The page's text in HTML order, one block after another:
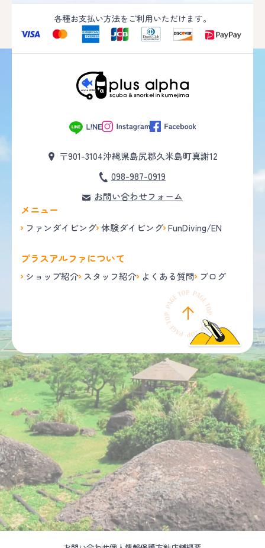
各種お支払い方法をご利用いただけます。
〒901-3104沖縄県島尻郡久米島町真謝12
098-987-0919
お問い合わせフォーム
メニュー
ファンダイビング 体験ダイビング FunDiving/EN
プラスアルファについて
ショップ紹介 スタッフ紹介 よくある質問 ブログ